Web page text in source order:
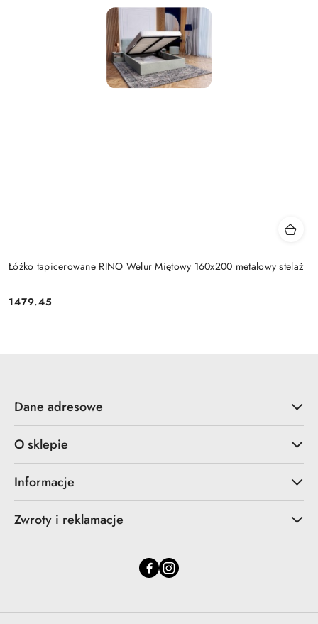
Łóżko tapicerowane RINO Welur Miętowy 160x200 metalowy stelaż
Cena:
1479.45
Dane adresowe
O sklepie
Informacje
Zwroty i reklamacje